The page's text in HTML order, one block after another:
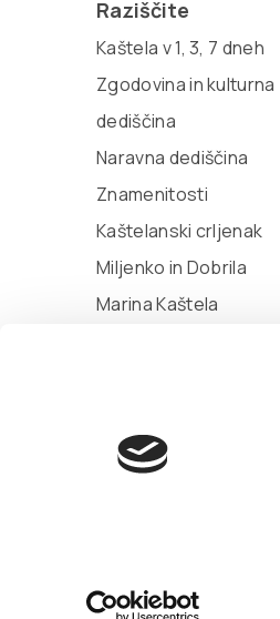
Raziščite
Kaštela v 1, 3, 7 dneh
Zgodovina in kulturna
dediščina
Naravna dediščina
Znamenitosti
Kaštelanski crljenak
Miljenko in Dobrila
Marina Kaštela
© TZ Kastela 2022